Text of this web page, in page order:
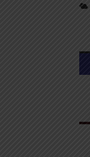
L
M